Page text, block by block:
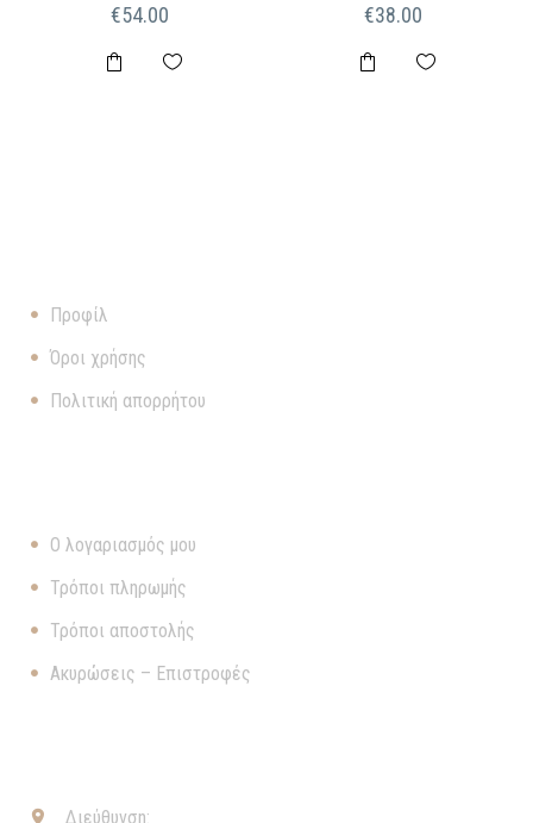
€54.00 €38.00
Προφίλ
Όροι χρήσης
Πολιτική απορρήτου
Ο λογαριασμός μου
Τρόποι πληρωμής
Τρόποι αποστολής
Ακυρώσεις – Επιστροφές


Διεύθυνση: